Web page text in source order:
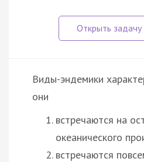
Виды-эндемики
они
встречаются на
океанического
встречаются